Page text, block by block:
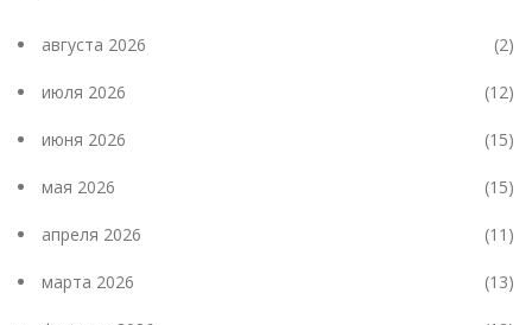
августа 2026 (2)
июля 2026 (12)
июня 2026 (15)
мая 2026 (15)
апреля 2026 (11)
марта 2026 (13)